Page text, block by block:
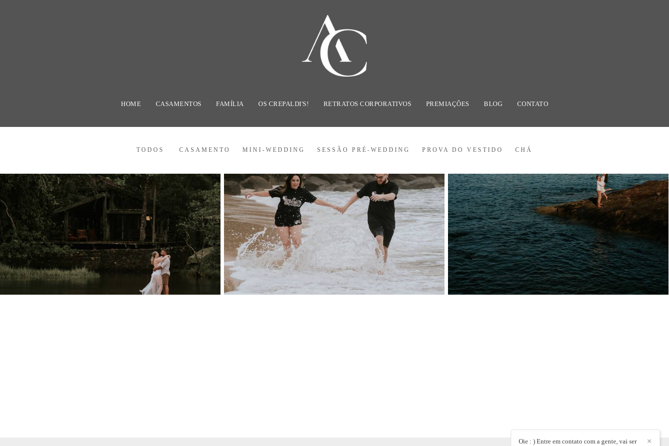
HOME CASAMENTOS FAMÍLIA OS CREPALDI'S! RETRATOS CORPORATIVOS PREMIAÇÕES BLOG CONTATO
TODOS CASAMENTO MINI-WEDDING SESSÃO PRÉ-WEDDING PROVA DO VESTIDO CHÁ
✕
Oie : ) Entre em contato com a gente, vai ser